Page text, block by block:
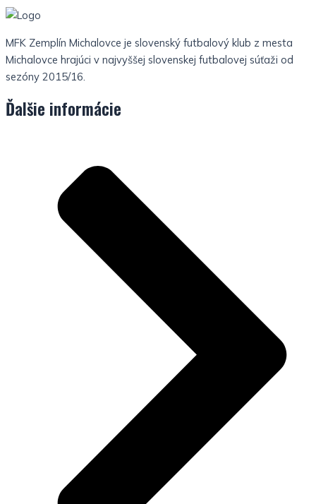
MFK Zemplín Michalovce je slovenský futbalový klub z mesta
Michalovce hrajúci v najvyššej slovenskej futbalovej súťaži od
sezóny 2015/16.
Ďalšie informácie